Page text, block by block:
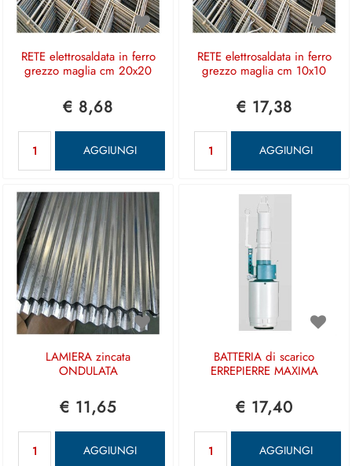
RETE elettrosaldata in ferro
grezzo maglia cm 20x20
€ 8,68
AGGIUNGI
RETE elettrosaldata in ferro
grezzo maglia cm 10x10
€ 17,38
AGGIUNGI
LAMIERA zincata
ONDULATA
€ 11,65
AGGIUNGI
BATTERIA di scarico
ERREPIERRE MAXIMA
€ 17,40
AGGIUNGI